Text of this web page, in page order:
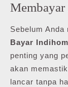
Sebelum
Bayar
penting yang
akan
lancar tanpa